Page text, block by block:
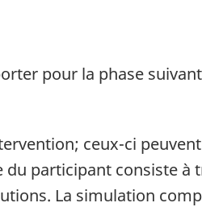
pour la phase
ceux-ci
participant consiste à
La simulation